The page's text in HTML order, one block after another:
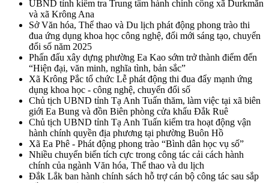
UBND tỉnh kiểm tra Trung tâm hành chính công xã Durkmăn
và xã Krông Ana
Sở Văn hóa, Thể thao và Du lịch phát động phong trào thi
đua ứng dụng khoa học công nghệ, đổi mới sáng tạo, chuyển
đổi số năm 2025
Phấn đấu xây dựng phường Ea Kao sớm trở thành điểm đến
“Hiện đại, văn minh, nghĩa tình, bản sắc”
Xã Krông Pắc tổ chức Lễ phát động thi đua đẩy mạnh ứng
dụng khoa học - công nghệ, chuyển đổi số
Chủ tịch UBND tỉnh Tạ Anh Tuấn thăm, làm việc tại xã biên
giới Ea Bung và đồn Biên phòng cửa khẩu Đắk Ruê
Chủ tịch UBND tỉnh Tạ Anh Tuấn kiểm tra hoạt động vận
hành chính quyền địa phương tại phường Buôn Hồ
Xã Ea Phê - Phát động phong trào “Bình dân học vụ số”
Nhiều chuyển biến tích cực trong công tác cải cách hành
chính của ngành Văn hóa, Thể thao và du lịch
Đắk Lắk ban hành chính sách hỗ trợ cán bộ công tác sau sắp